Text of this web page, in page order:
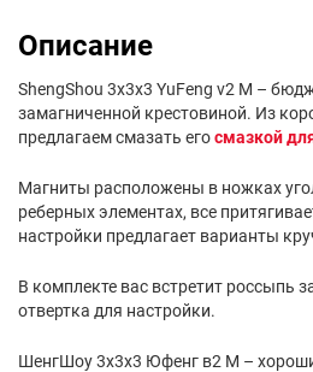
Описание
ShengShou 3x3х3 YuFeng v2 М –
замагниченной крестовиной. Из
предлагаем смазать егосмазкой
Магниты расположены в ножках
реберных элементах, все
настройки предлагает варианты
В комплекте вас встретит россыпь
отвертка для настройки.
ШенгШоу 3х3х3 Юфенг в2 М –